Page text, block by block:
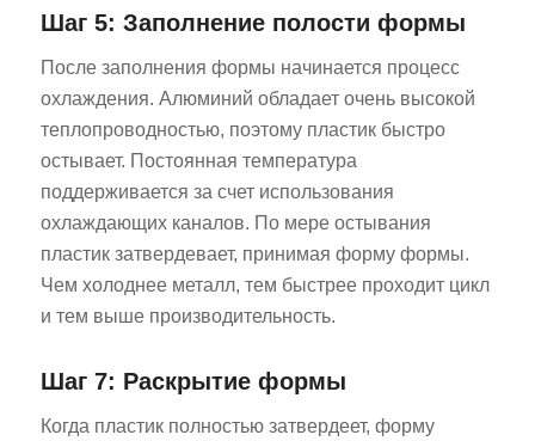
Шаг 5: Заполнение полости формы
После заполнения формы начинается процесс
охлаждения. Алюминий обладает очень высокой
теплопроводностью, поэтому пластик быстро
остывает. Постоянная температура
поддерживается за счет использования
охлаждающих каналов. По мере остывания
пластик затвердевает, принимая форму формы.
Чем холоднее металл, тем быстрее проходит цикл
и тем выше производительность.
Шаг 7: Раскрытие формы
Когда пластик полностью затвердеет, форму